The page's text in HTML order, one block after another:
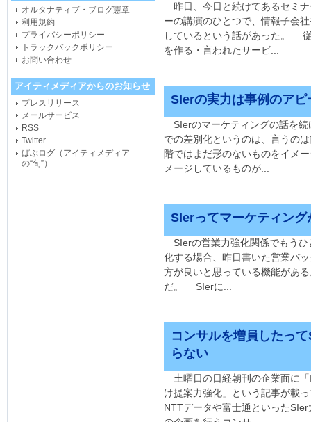
昨日、今日と続けてあるセミ
ーの講演のひとつで、情報子会
しているという話があった。
を作る・言われたサービ...
SIerの実力は事例のアピ
SIerのマーケティングの話を続
での差別化というのは、言うの
階ではまだ形のないものをイメ
メージしているものが...
SIerってマーケティング
SIerの営業力強化関係でもう
化する場合、昨日書いた営業バ
方が良いと思っている機能があ
だ。 SIerに...
コンサルを増員したっ
らない
土曜日の日経朝刊の企業面に
け提案力強化」という記事が載
NTTデータや富士通といった
オルタナティブ・ブログ憲章
利用規約
プライバシーポリシー
トラックバックポリシー
お問い合わせ
アイティメディアからのお知らせ
プレスリリース
メールサービス
RSS
Twitter
ぱぶログ（アイティメディア
の“旬”）